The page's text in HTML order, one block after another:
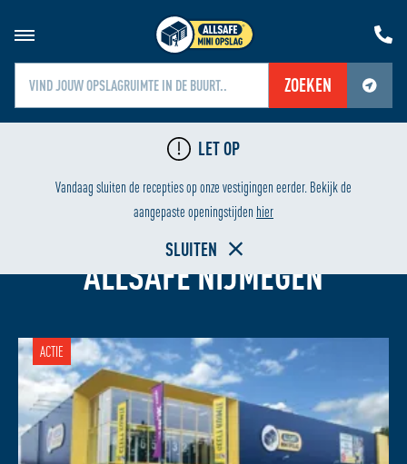
ZOEKEN
Jouw locatiediensten zijn uitgeschakeld.
Schakel jouw locatiediensten in om deze functie te gebruiken.
LET OP
Vandaag sluiten de recepties op onze vestigingen eerder. Bekijk de
aangepaste openingstijden hier
SLUITEN
24/7 BEVEILIGING
OPSLAGRUIMTE HUREN BIJ
ALLSAFE NIJMEGEN
ACTIE